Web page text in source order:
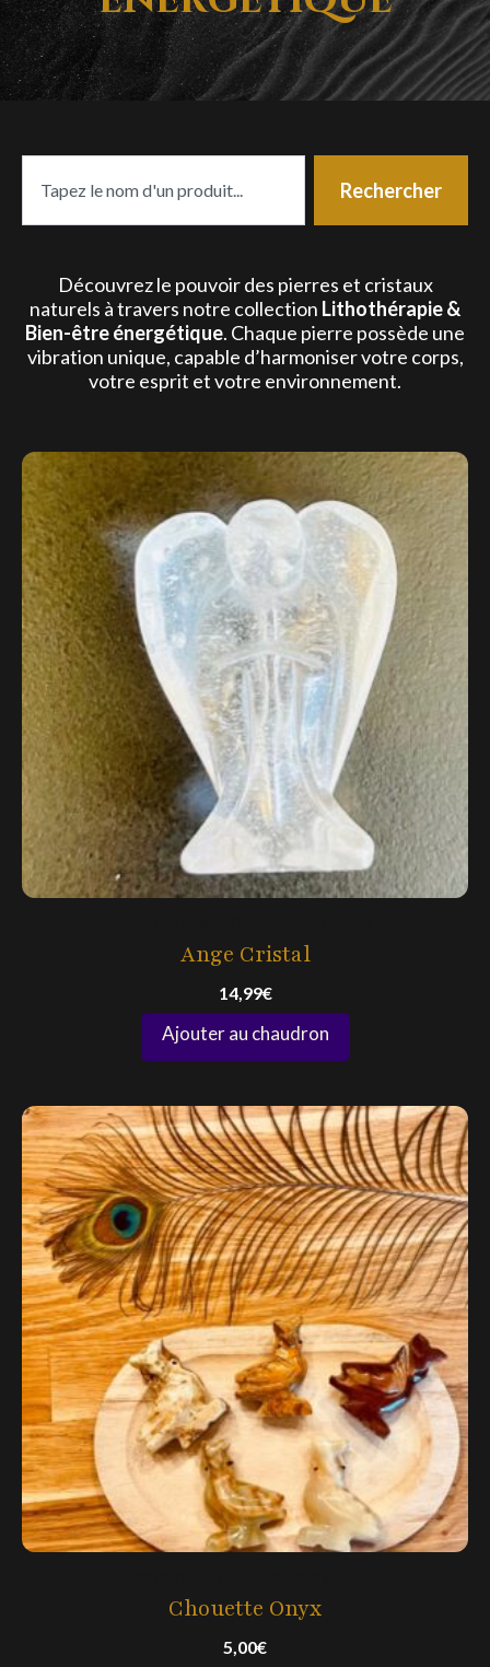
Rechercher
Découvrez le pouvoir des pierres et cristaux
naturels à travers notre collection Lithothérapie &
Bien-être énergétique. Chaque pierre possède une
vibration unique, capable d’harmoniser votre corps,
votre esprit et votre environnement.
Ange Cristal
14,99€
Chouette Onyx
5,00€